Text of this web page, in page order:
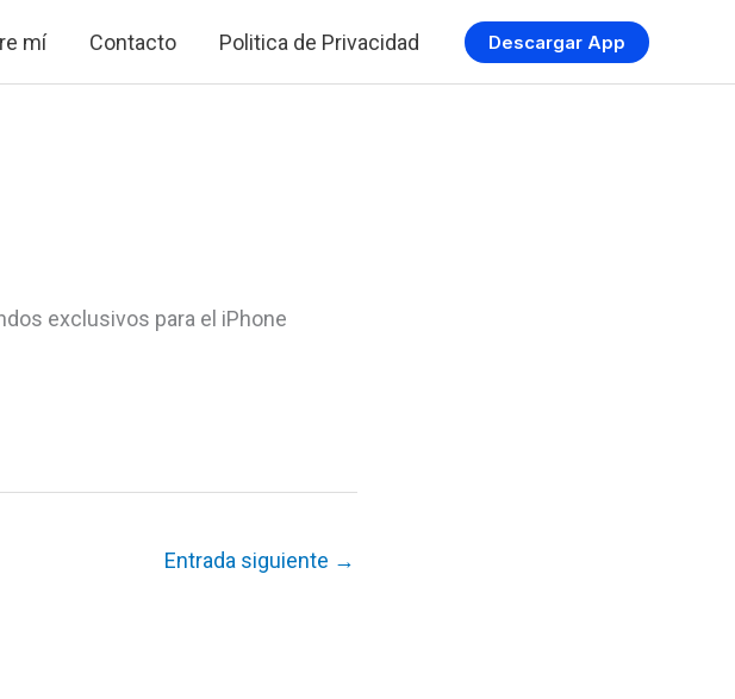
mí Contacto Politica de Privacidad Descargar App
exclusivos para el iPhone
Entrada siguiente →